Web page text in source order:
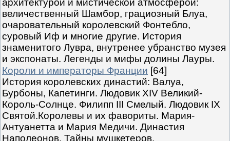
архитектурой и мистической атмосферой:
величественный Шамбор, грациозный Блуа,
очаровательный королевский Фонтебло,
суровый Иф и многие другие. История
знаменитого Лувра, внутренее убранство музея
и экспонаты. Легенды и мифы долины Лауры.
Короли и императоры Франции [64]
История королевских династий: Валуа,
Бурбоны, Капетинги. Людовик XIV Великий-
Король-Солнце. Филипп III Смелый. Людовик IX
Святой.Королевы и их фавориты. Мария-
Антуанетта и Мария Медичи. Династия
Наполеонов. Тайны мушкетеров.